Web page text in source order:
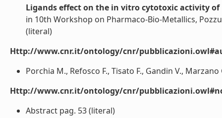
Ligands effect on the in vitro cytotoxic activity
in 10th Workshop on Pharmaco-Bio-Metallics,
(literal)
Http://www.cnr.it/ontology/cnr/
Porchia M., Refosco F., Tisato F., Gandin V.,
Http://www.cnr.it/ontology/cnr/
Abstract pag. 53 (literal)